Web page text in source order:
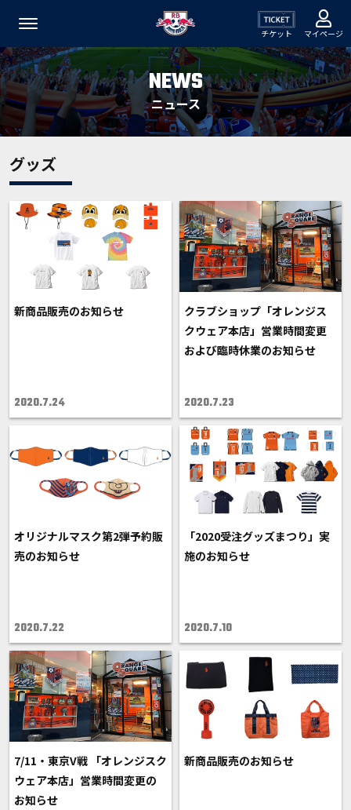
チケット マイページ
NEWS
ニュース
グッズ
新商品販売のお知らせ
2020.7.24
クラブショップ「オレンジス
クウェア本店」営業時間変更
および臨時休業のお知らせ
2020.7.23
オリジナルマスク第2弾予約販
売のお知らせ
2020.7.22
「2020受注グッズまつり」実
施のお知らせ
2020.7.10
7/11・東京V戦 「オレンジスク
ウェア本店」営業時間変更の
お知らせ
新商品販売のお知らせ